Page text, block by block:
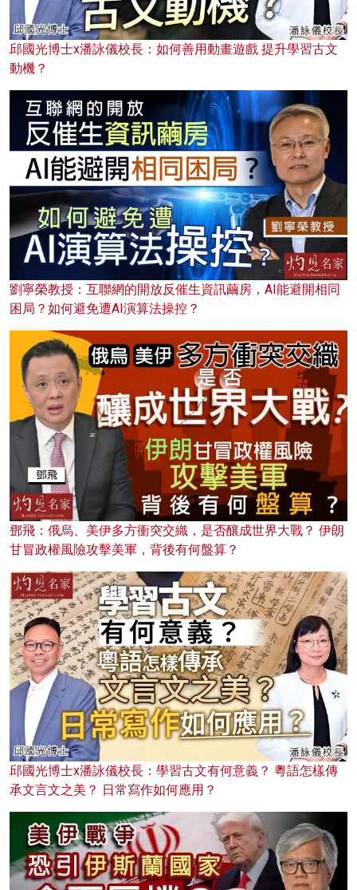
邱國光博士x潘詠儀校長：如何善用動畫遊戲 提升學習古文
動機？
劉寧榮教授：互聯網的開放反催生資訊繭房，AI能避開相同
困局？如何避免遭AI演算法操控？
鄧飛：俄烏、美伊多方衝突交織，是否釀成世界大戰？ 伊朗
甘冒政權風險攻擊美軍，背後有何盤算？
邱國光博士x潘詠儀校長：學習古文有何意義？ 粵語怎樣傳
承文言文之美？ 日常寫作如何應用？